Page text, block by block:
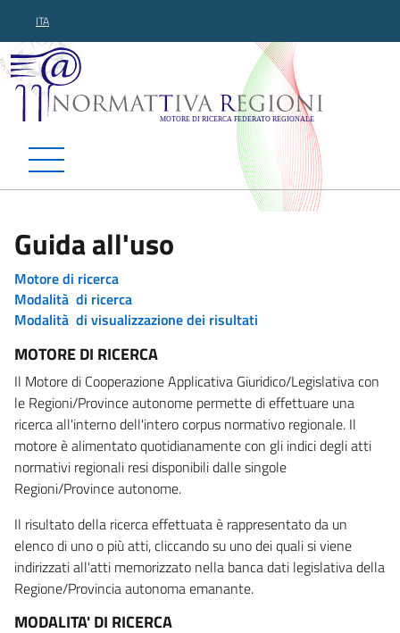
ITA
Normattiva Regioni -
Guida all'uso
Motore di ricerca
Modalità di ricerca
Modalità di visualizzazione dei risultati
MOTORE DI RICERCA
Il Motore di Cooperazione Applicativa Giuridico/Legislativa con
le Regioni/Province autonome permette di effettuare una
ricerca all'interno dell'intero corpus normativo regionale. Il
motore è alimentato quotidianamente con gli indici degli atti
normativi regionali resi disponibili dalle singole
Regioni/Province autonome.
Il risultato della ricerca effettuata è rappresentato da un
elenco di uno o più atti, cliccando su uno dei quali si viene
indirizzati all'atti memorizzato nella banca dati legislativa della
Regione/Provincia autonoma emanante.
MODALITA' DI RICERCA